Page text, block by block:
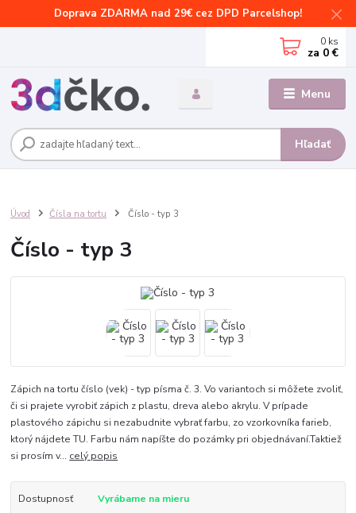
Doprava ZDARMA nad 29€ cez DPD Parcelshop!
Menu
Hľadať
0 ks
za 0 €
Úvod Čísla na tortu Číslo - typ 3
Číslo - typ 3
Zápich na tortu číslo (vek) - typ písma č. 3. Vo variantoch si môžete zvoliť,
či si prajete vyrobiť zápich z plastu, dreva alebo akrylu. V prípade
plastového zápichu si nezabudnite vybrať farbu, zo vzorkovníka farieb,
ktorý nájdete TU. Farbu nám napíšte do pozámky pri objednávaní.Taktiež
si prosím v... celý popis
Dostupnosť
Vyrábame na mieru